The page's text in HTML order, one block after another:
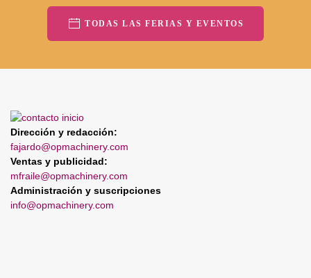
TODAS LAS FERIAS Y EVENTOS
Dirección y redacción:
fajardo@opmachinery.com
Ventas y publicidad:
mfraile@opmachinery.com
Administración y suscripciones
info@opmachinery.com